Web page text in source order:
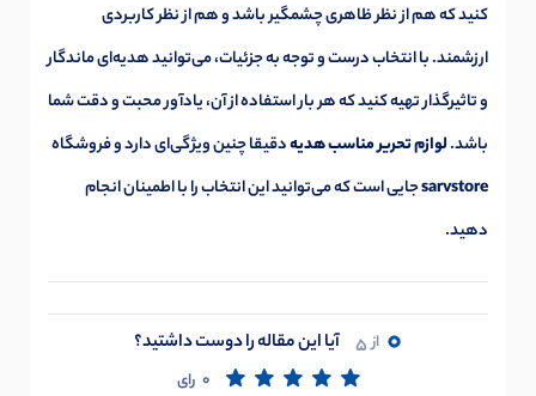
کنید که هم از نظر ظاهری چشمگیر باشد و هم از نظر کاربردی
ارزشمند. با انتخاب درست و توجه به جزئیات، می‌توانید هدیه‌ای ماندگار
و تاثیرگذار تهیه کنید که هر بار استفاده از آن، یادآور محبت و دقت شما
باشد.لوازم تحریر مناسب هدیهدقیقا چنین ویژگی‌ای دارد و فروشگاه
sarvstoreجایی است که می‌توانید این انتخاب را با اطمینان انجام
دهید.
0 از 5 آیا این مقاله را دوست داشتید؟
0 رای